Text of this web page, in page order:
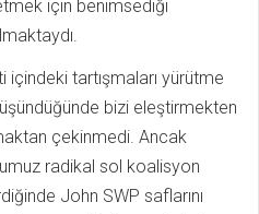
için benimsediği
içindeki tartışmaları yürütme
bizi eleştirmekten
çekinmedi. Ancak
radikal sol koalisyon
John SWP saflarını